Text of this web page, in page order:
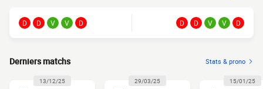
D D V V D D D V V D
Derniers matchs Stats & prono
13/12/25 29/03/25 15/01/25